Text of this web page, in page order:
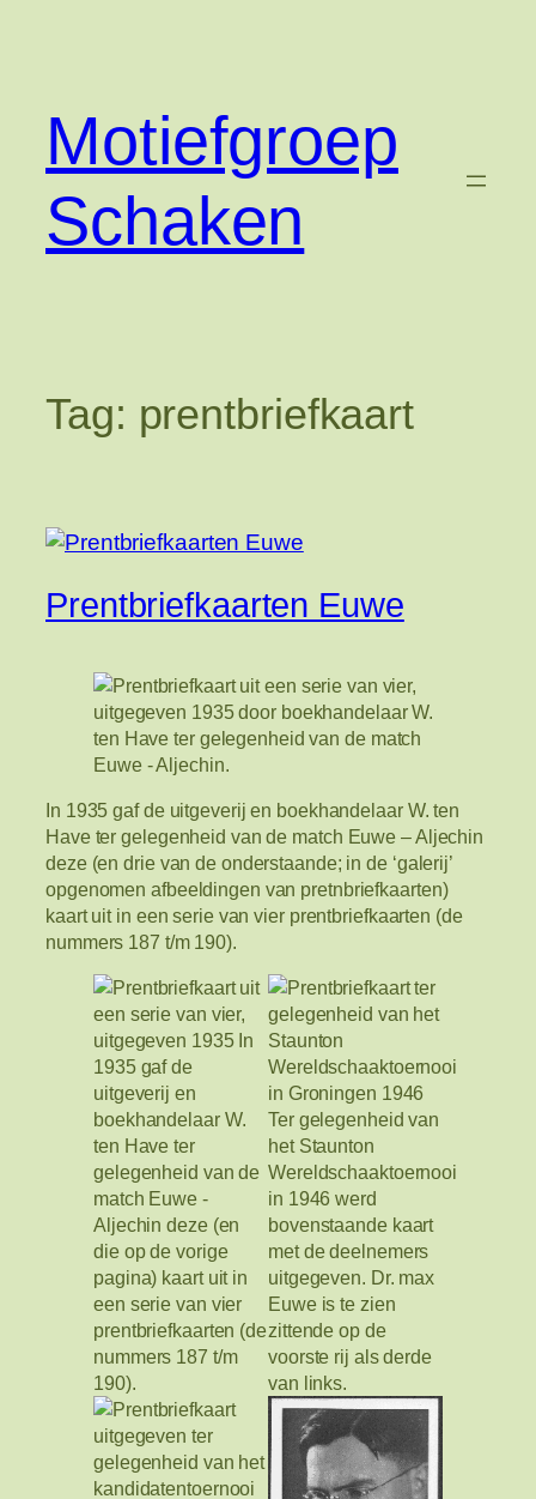
inhoudMotiefgroep
Schaken
Tag: prentbriefkaart
Prentbriefkaarten Euwe
In 1935 gaf de uitgeverij en boekhandelaar W. ten
Have ter gelegenheid van de match Euwe – Aljechin
deze (en drie van de onderstaande; in de ‘galerij’
opgenomen afbeeldingen van pretnbriefkaarten)
kaart uit in een serie van vier prentbriefkaarten (de
nummers 187 t/m 190).